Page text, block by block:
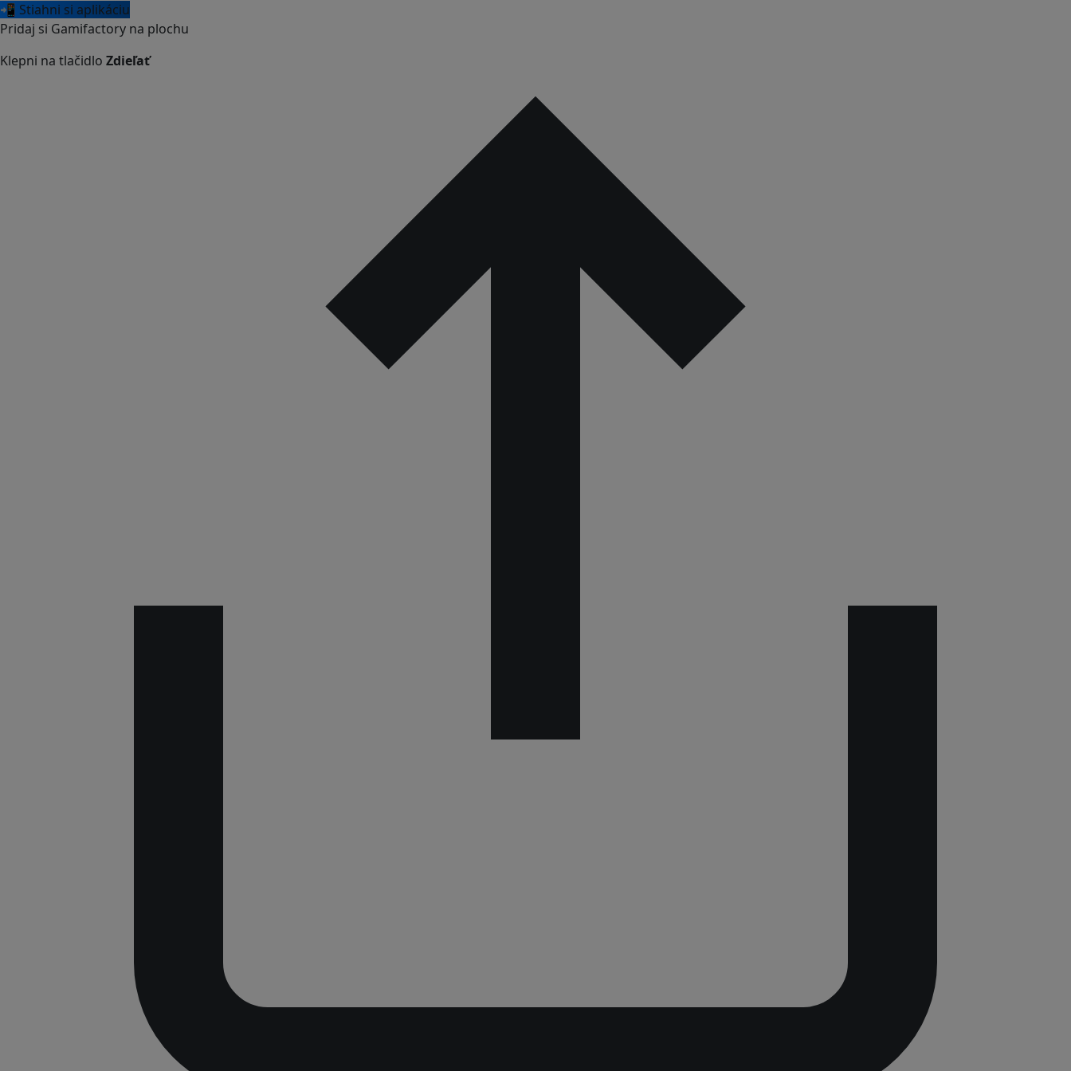
📲 Stiahni si aplikáciu
Pridaj si Gamifactory na plochu
Klepni na tlačidlo Zdieľať